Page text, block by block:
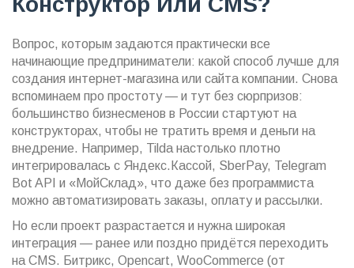
Вопрос, которым задаются практически все
начинающие предприниматели: какой способ лучше для
создания интернет-магазина или сайта компании. Снова
вспоминаем про простоту — и тут без сюрпризов:
большинство бизнесменов в России стартуют на
конструкторах, чтобы не тратить время и деньги на
внедрение. Например, Tilda настолько плотно
интегрировалась с Яндекс.Кассой, SberPay, Telegram
Bot API и «МойСклад», что даже без программиста
можно автоматизировать заказы, оплату и рассылки.
Но если проект разрастается и нужна широкая
интеграция — ранее или поздно придётся переходить
на CMS. Битрикс, Opencart, WooCommerce (от